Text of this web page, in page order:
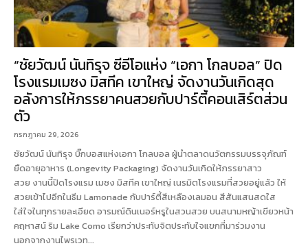
“ชัยวัฒน์ นันทิรุจ ซีอีโอแห่ง “เอกา โกลบอล” ปิด
โรงแรมเมซง มิสทีค เขาใหญ่ จัดงานวันเกิดสุด
อลังการให้ภรรยาคนสวยกับปาร์ตี้คอนเสิร์ตส่วน
ตัว
กรกฎาคม 29, 2026
ชัยวัฒน์ นันทิรุจ บิ๊กบอสแห่งเอกา โกลบอล ผู้นำตลาดนวัตกรรมบรรจุภัณฑ์
ยืดอายุอาหาร (Longevity Packaging) จัดงานวันเกิดให้ภรรยาสาว
สวย งานนี้ปิดโรงแรม เมซง มิสทีค เขาใหญ่ เนรมิตโรงแรมที่สวยอยู่แล้ว ให้
สวยเข้าไปอีกในธีม Lamonade กับปาร์ตี้สีเหลืองเลมอน สีสันแสนสดใส
ใส่ใจในทุกรายละเอียด อารมณ์ดินเนอร์หรูในสวนสวย บนสนามหญ้าเขียวหน้า
คฤหาสน์ ริม Lake Como เรียกว่าประทับจิตประทับใจแขกที่มาร่วมงาน
นอกจากงานไพรเวท...